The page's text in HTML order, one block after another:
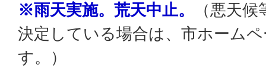
※雨天実施。荒天中止。
（悪天
決定している場合は、市ホーム
す。）